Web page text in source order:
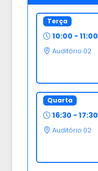
Terça
10:00 - 11:00
Auditório 02
Quarta
16:30 - 17:30
Auditório 02